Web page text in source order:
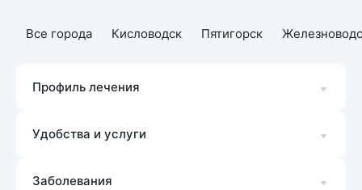
Все города Кисловодск Пятигорск
Профиль лечения
Удобства и услуги
Заболевания